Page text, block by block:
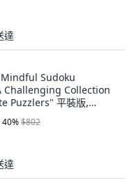
達
Sudoku
Challenging Collection
Puzzlers" 平裝版,
Published, 英文
40%$802
達